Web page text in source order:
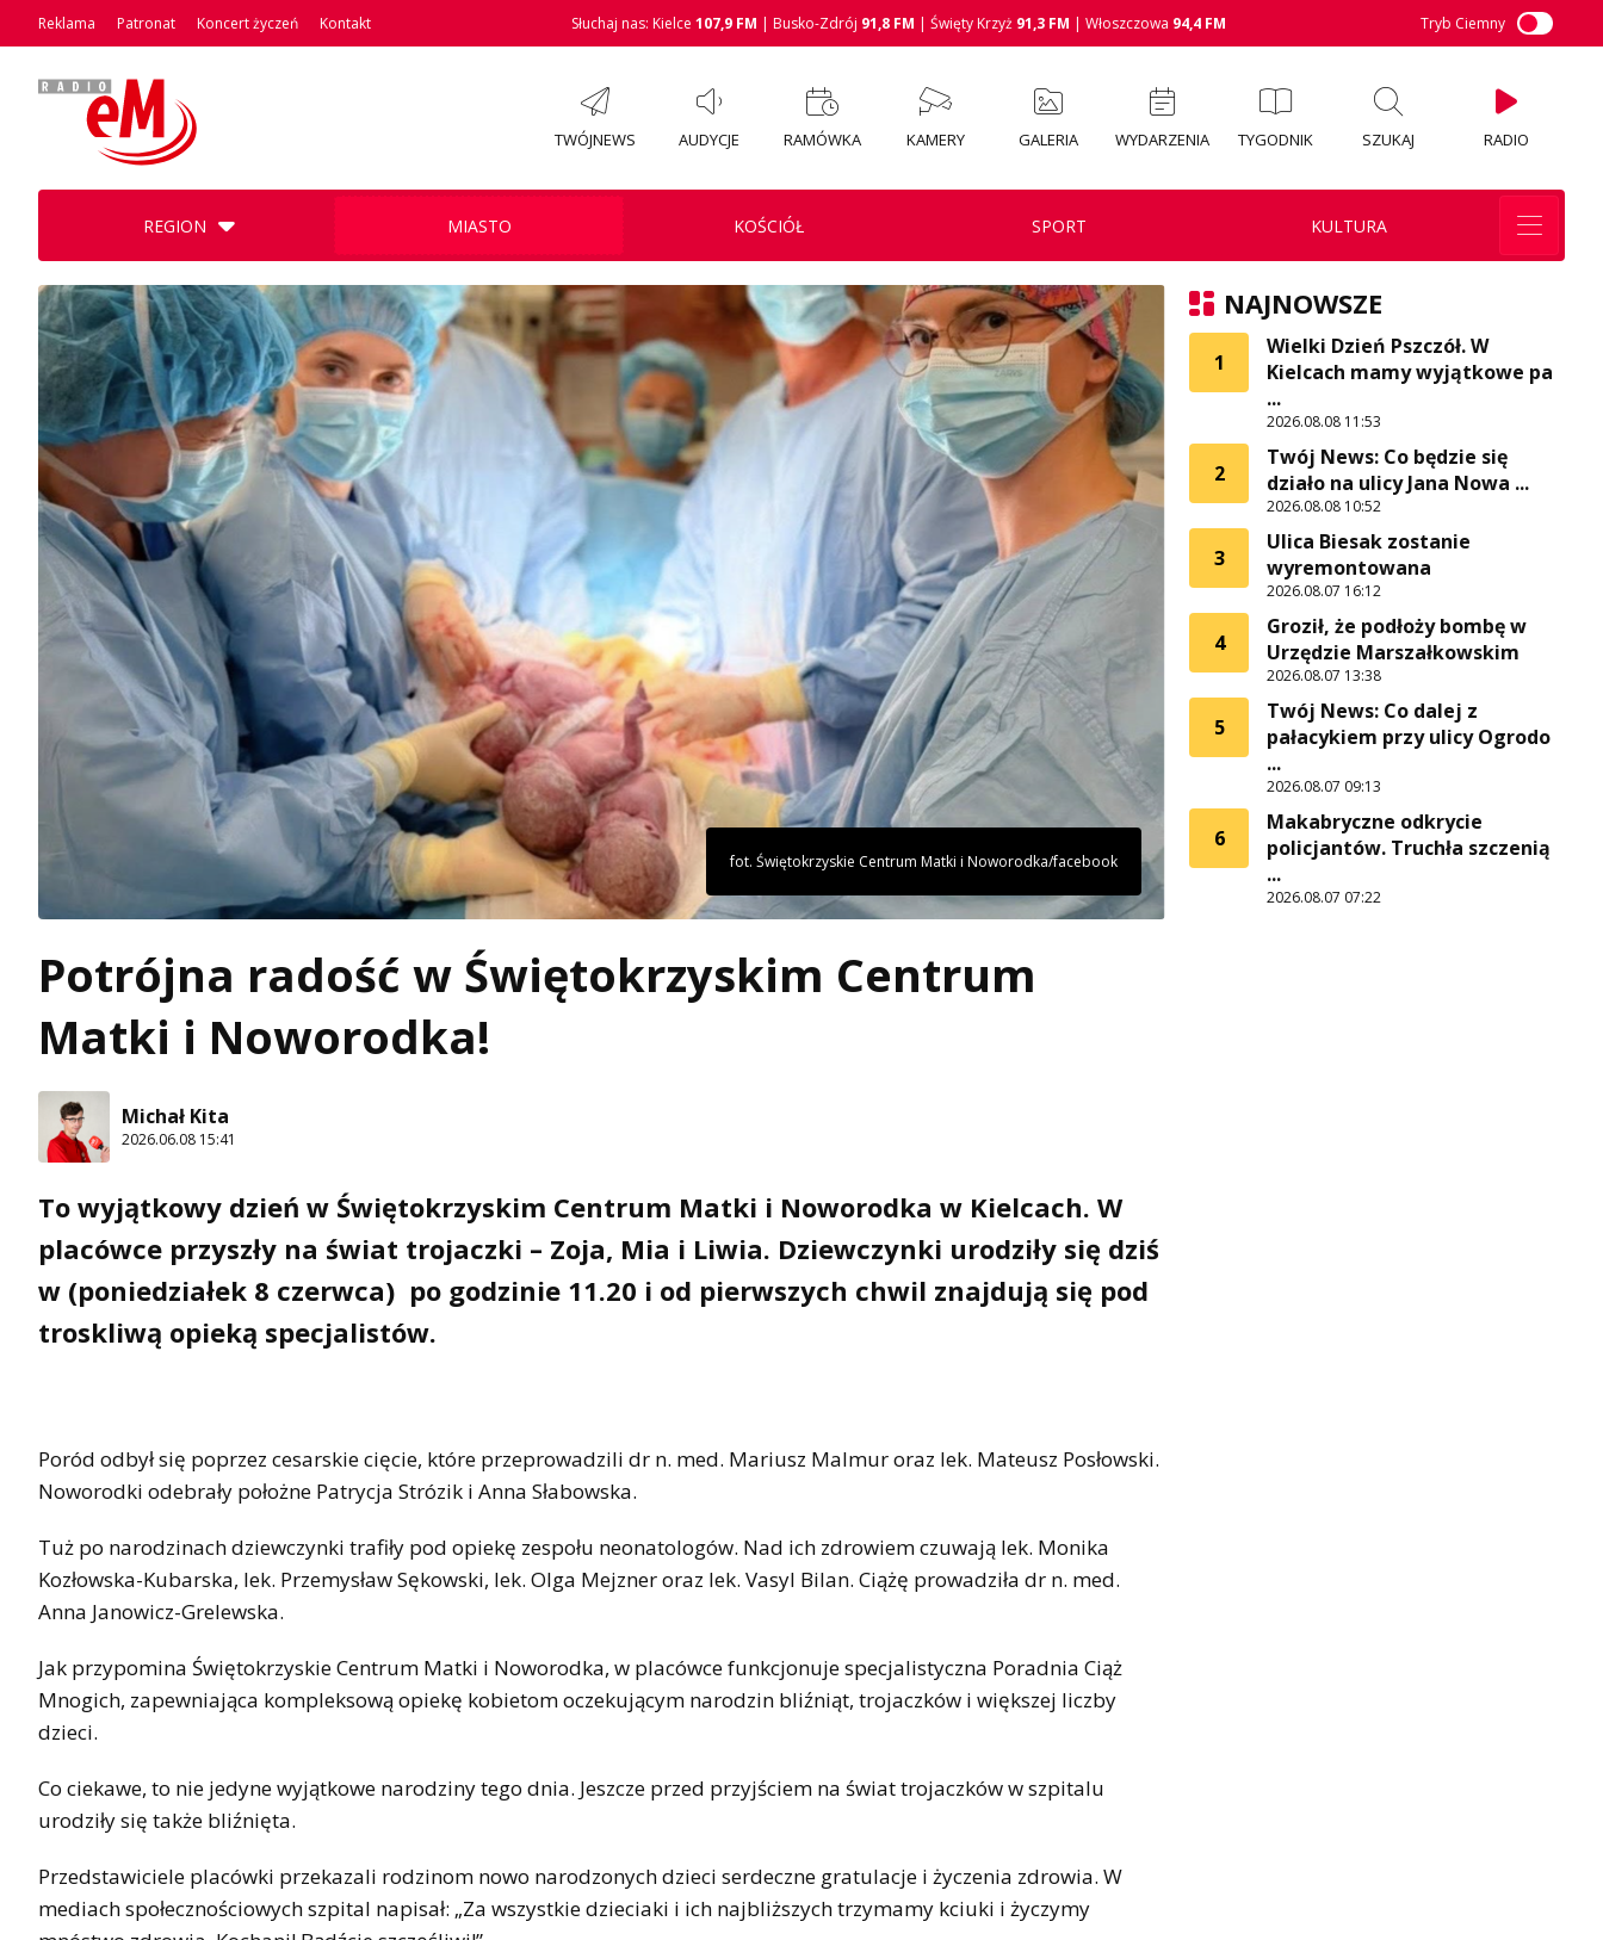
Reklama Patronat Koncert życzeń Kontakt Słuchaj nas: Kielce 107,9 FM | Busko-Zdrój 91,8 FM | Święty Krzyż 91,3 FM | Włoszczowa 94,4 FM Tryb Ciemny
TWÓJNEWS AUDYCJE RAMÓWKA KAMERY GALERIA WYDARZENIA TYGODNIK SZUKAJ RADIO
REGION MIASTO KOŚCIÓŁ SPORT KULTURA
fot. Świętokrzyskie Centrum Matki i Noworodka/facebook
Potrójna radość w Świętokrzyskim Centrum
Matki i Noworodka!
Michał Kita
2026.06.08 15:41
To wyjątkowy dzień w Świętokrzyskim Centrum Matki i Noworodka w Kielcach. W
placówce przyszły na świat trojaczki – Zoja, Mia i Liwia. Dziewczynki urodziły się dziś
w (poniedziałek 8 czerwca) po godzinie 11.20 i od pierwszych chwil znajdują się pod
troskliwą opieką specjalistów.
Poród odbył się poprzez cesarskie cięcie, które przeprowadzili dr n. med. Mariusz Malmur oraz lek. Mateusz Posłowski.
Noworodki odebrały położne Patrycja Strózik i Anna Słabowska.
Tuż po narodzinach dziewczynki trafiły pod opiekę zespołu neonatologów. Nad ich zdrowiem czuwają lek. Monika
Kozłowska-Kubarska, lek. Przemysław Sękowski, lek. Olga Mejzner oraz lek. Vasyl Bilan. Ciążę prowadziła dr n. med.
Anna Janowicz-Grelewska.
Jak przypomina Świętokrzyskie Centrum Matki i Noworodka, w placówce funkcjonuje specjalistyczna Poradnia Ciąż
Mnogich, zapewniająca kompleksową opiekę kobietom oczekującym narodzin bliźniąt, trojaczków i większej liczby
dzieci.
Co ciekawe, to nie jedyne wyjątkowe narodziny tego dnia. Jeszcze przed przyjściem na świat trojaczków w szpitalu
urodziły się także bliźnięta.
Przedstawiciele placówki przekazali rodzinom nowo narodzonych dzieci serdeczne gratulacje i życzenia zdrowia. W
mediach społecznościowych szpital napisał: „Za wszystkie dzieciaki i ich najbliższych trzymamy kciuki i życzymy
NAJNOWSZE
1
Wielki Dzień Pszczół. W
Kielcach mamy wyjątkowe pa
...
2026.08.08 11:53
2
Twój News: Co będzie się
działo na ulicy Jana Nowa ...
2026.08.08 10:52
3
Ulica Biesak zostanie
wyremontowana
2026.08.07 16:12
4
Groził, że podłoży bombę w
Urzędzie Marszałkowskim
2026.08.07 13:38
5
Twój News: Co dalej z
pałacykiem przy ulicy Ogrodo
...
2026.08.07 09:13
6
Makabryczne odkrycie
policjantów. Truchła szczenią
...
2026.08.07 07:22